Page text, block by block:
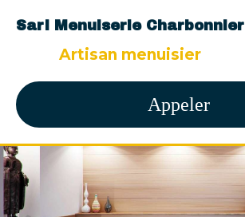
Sarl Menuiserie Charbonnier
Artisan menuisier
Appeler